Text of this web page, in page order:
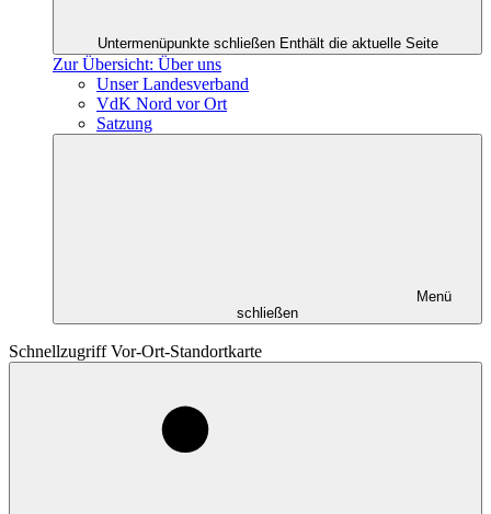
Untermenüpunkte schließen Enthält die aktuelle Seite
Zur Übersicht: Über uns
Unser Landesverband
VdK Nord vor Ort
Satzung
Menü
schließen
Schnellzugriff Vor-Ort-Standortkarte